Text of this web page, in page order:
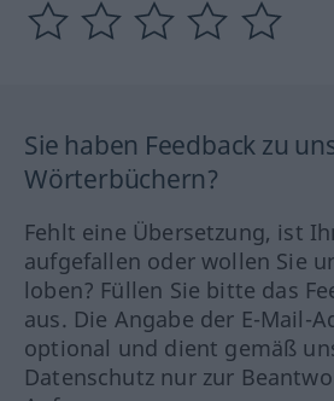
Sie haben Feedback zu
Wörterbüchern?
Fehlt eine Übersetzung, ist
aufgefallen oder wollen Sie
loben? Füllen Sie bitte das
aus. Die Angabe der E-Mail-
optional und dient gemäß
Datenschutz nur zur